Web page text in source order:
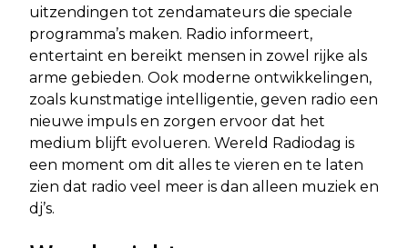
uitzendingen tot zendamateurs die speciale
programma’s maken. Radio informeert,
entertaint en bereikt mensen in zowel rijke als
arme gebieden. Ook moderne ontwikkelingen,
zoals kunstmatige intelligentie, geven radio een
nieuwe impuls en zorgen ervoor dat het
medium blijft evolueren. Wereld Radiodag is
een moment om dit alles te vieren en te laten
zien dat radio veel meer is dan alleen muziek en
dj’s.